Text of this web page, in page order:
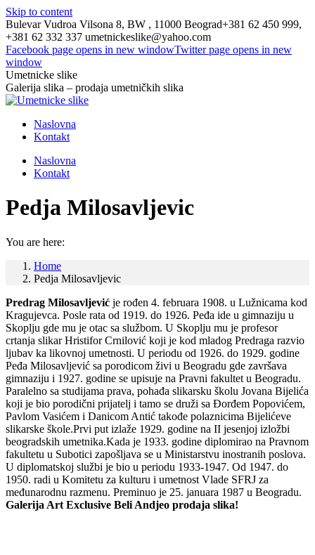
Skip to content
Bulevar Vudroa Vilsona 8, BW , 11000 Beograd+381 62 450 999,
+381 62 332 337 umetnickeslike@yahoo.com
Facebook page opens in new windowTwitter page opens in new
window
Umetnicke slike
Galerija slika – prodaja umetničkih slika
Naslovna
Kontakt
Naslovna
Kontakt
Pedja Milosavljevic
You are here:
Home
Pedja Milosavljevic
Predrag Milosavljević je rođen 4. februara 1908. u Lužnicama kod
Kragujevca. Posle rata od 1919. do 1926. Peđa ide u gimnaziju u
Skoplju gde mu je otac sa službom. U Skoplju mu je profesor
crtanja slikar Hristifor Crnilović koji je kod mladog Predraga razvio
ljubav ka likovnoj umetnosti. U periodu od 1926. do 1929. godine
Peđa Milosavljević sa porodicom živi u Beogradu gde završava
gimnaziju i 1927. godine se upisuje na Pravni fakultet u Beogradu.
Paralelno sa studijama prava, pohađa slikarsku školu Jovana Bijelića
koji je bio porodični prijatelj i tamo se druži sa Đorđem Popovićem,
Pavlom Vasićem i Danicom Antić takođe polaznicima Bijelićeve
slikarske škole.Prvi put izlaže 1929. godine na II jesenjoj izložbi
beogradskih umetnika.Kada je 1933. godine diplomirao na Pravnom
fakultetu u Subotici zapošljava se u Ministarstvu inostranih poslova.
U diplomatskoj službi je bio u periodu 1933-1947. Od 1947. do
1950. radi u Komitetu za kulturu i umetnost Vlade SFRJ za
međunarodnu razmenu. Preminuo je 25. januara 1987 u Beogradu.
Galerija Art Exclusive Beli Andjeo prodaja slika!